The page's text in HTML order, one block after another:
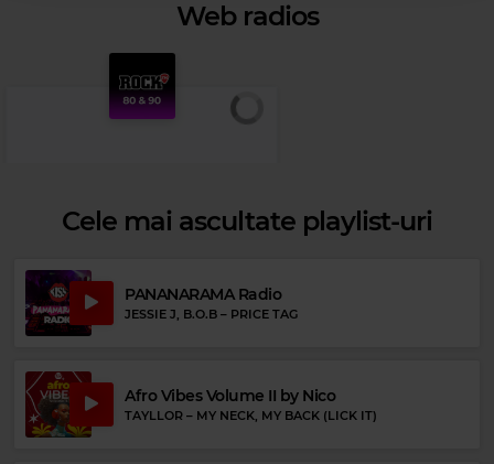
Web radios
Rock 80s & 90s
THE CHURCH UNDER THE MILKY WAY
Cele mai ascultate playlist-uri
PANANARAMA Radio
JESSIE J, B.O.B – PRICE TAG
Afro Vibes Volume II by Nico
TAYLLOR – MY NECK, MY BACK (LICK IT)